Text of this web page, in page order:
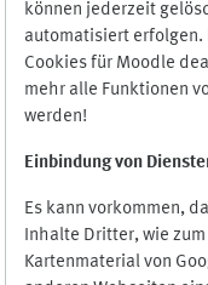
können jederzeit
automatisiert erfolgen.
Cookies für Moodle
mehr alle Funktionen
werden!
Einbindung von
Es kann vorkommen,
Inhalte Dritter, wie
Kartenmaterial von